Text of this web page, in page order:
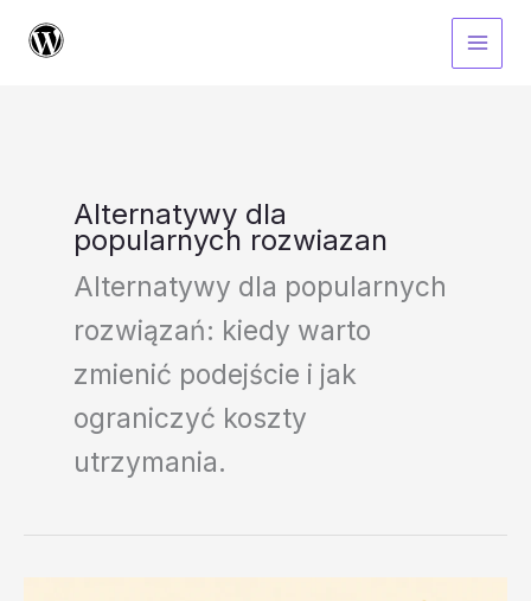
treści
Alternatywy dla
popularnych rozwiazan
Alternatywy dla popularnych
rozwiązań: kiedy warto
zmienić podejście i jak
ograniczyć koszty
utrzymania.